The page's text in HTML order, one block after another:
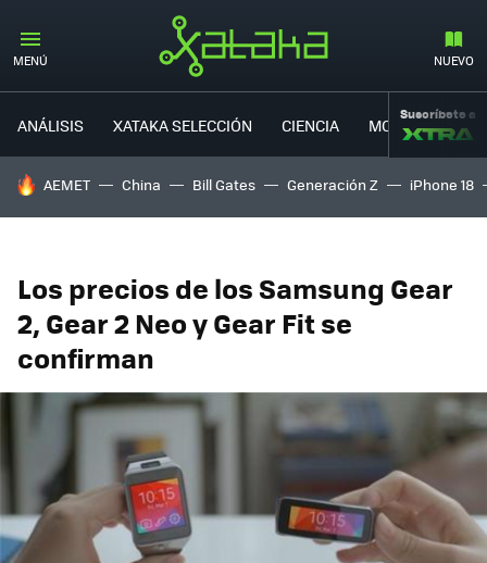
MENÚ NUEVO
ANÁLISIS XATAKA SELECCIÓN CIENCIA MOVILIDAD
Suscríbete a
HOY SE HABLA DE
AEMET China Bill Gates Generación Z iPhone 18
Los precios de los Samsung Gear
2, Gear 2 Neo y Gear Fit se
confirman